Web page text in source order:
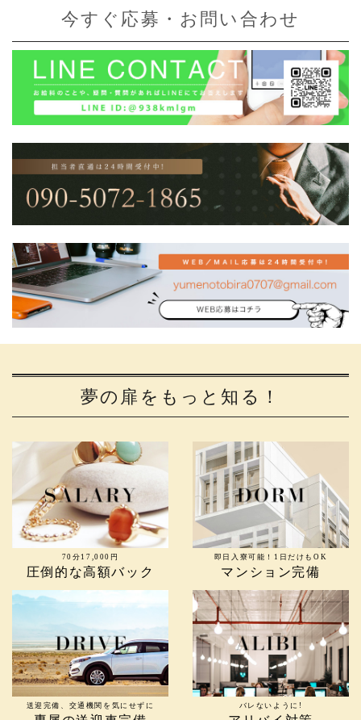
今すぐ応募・お問い合わせ
夢の扉をもっと知る！
70分17,000円
圧倒的な高額バック
即日入寮可能！1日だけもOK
マンション完備
送迎完備、交通機関を気にせずに バレないように!